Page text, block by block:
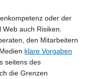
oder der
auch Risiken.
den Mitarbeitern
klare Vorgaben
seitens des
die Grenzen